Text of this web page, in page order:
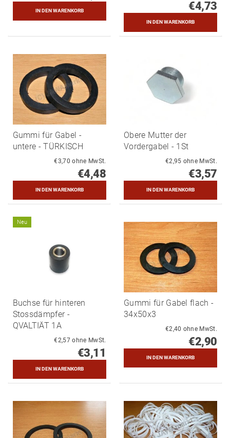
€4,73
Gummi für Gabel -
untere - TÜRKISCH
€3,70 ohne MwSt.
€4,48
Obere Mutter der
Vordergabel - 1St
€2,95 ohne MwSt.
€3,57
Neu
Buchse für hinteren
Stossdämpfer -
QVALTIÄT 1A
€2,57 ohne MwSt.
€3,11
Gummi für Gabel flach -
34x50x3
€2,40 ohne MwSt.
€2,90